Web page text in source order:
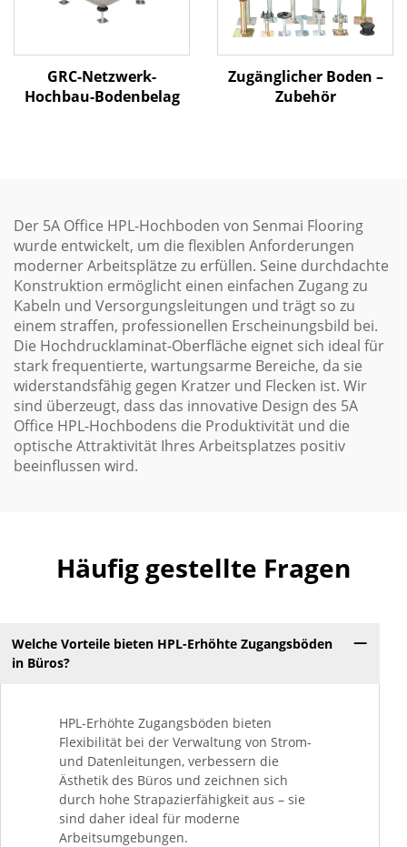
GRC-Netzwerk-
Hochbau-Bodenbelag
Zugänglicher Boden –
Zubehör
Der 5A Office HPL-Hochboden von Senmai Flooring
wurde entwickelt, um die flexiblen Anforderungen
moderner Arbeitsplätze zu erfüllen. Seine durchdachte
Konstruktion ermöglicht einen einfachen Zugang zu
Kabeln und Versorgungsleitungen und trägt so zu
einem straffen, professionellen Erscheinungsbild bei.
Die Hochdrucklaminat-Oberfläche eignet sich ideal für
stark frequentierte, wartungsarme Bereiche, da sie
widerstandsfähig gegen Kratzer und Flecken ist. Wir
sind überzeugt, dass das innovative Design des 5A
Office HPL-Hochbodens die Produktivität und die
optische Attraktivität Ihres Arbeitsplatzes positiv
beeinflussen wird.
Häufig gestellte Fragen
Welche Vorteile bieten HPL-Erhöhte Zugangsböden
in Büros?
HPL-Erhöhte Zugangsböden bieten
Flexibilität bei der Verwaltung von Strom-
und Datenleitungen, verbessern die
Ästhetik des Büros und zeichnen sich
durch hohe Strapazierfähigkeit aus – sie
sind daher ideal für moderne
Arbeitsumgebungen.